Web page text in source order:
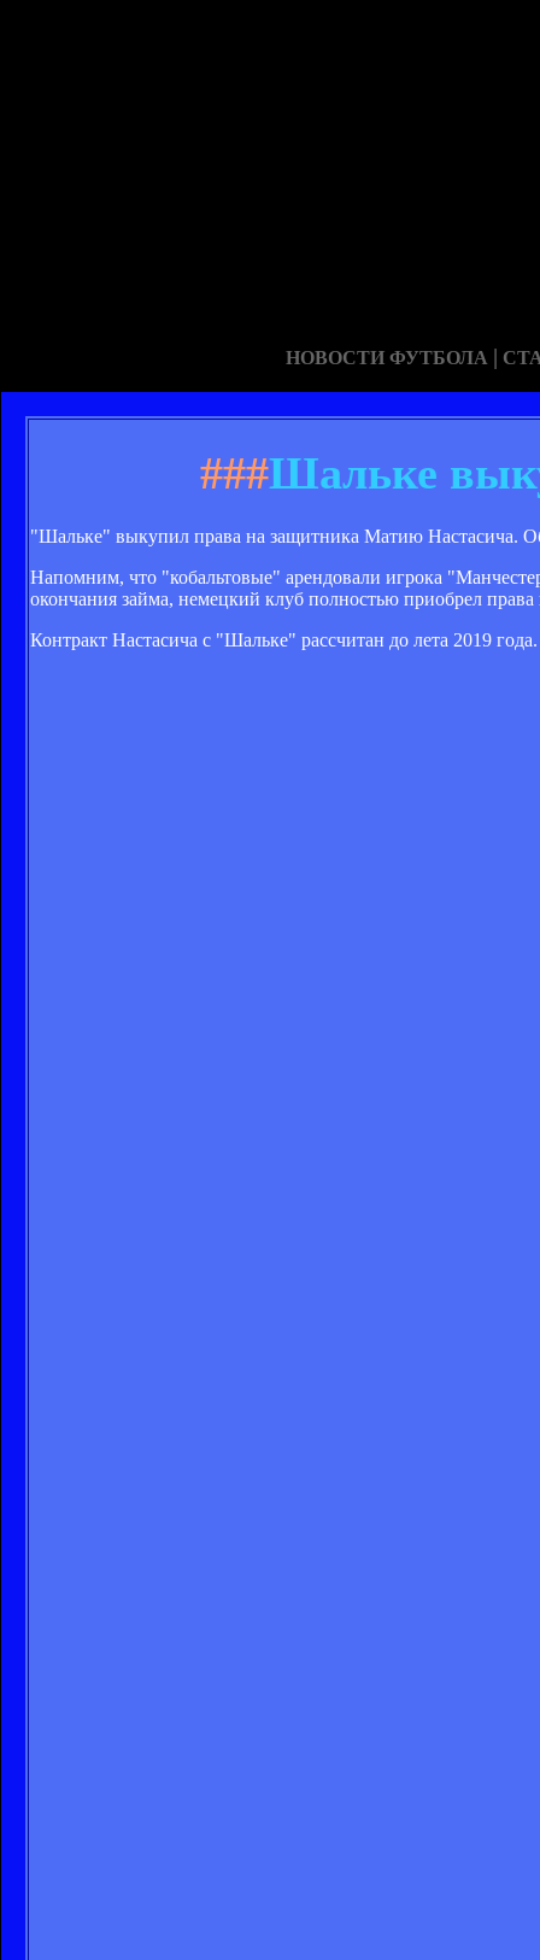
НОВОСТИ ФУТБОЛА |
###Шальке
"Шальке" выкупил права на защитника Матию Настасича.
Напомним, что "кобальтовые" арендовали игрока
окончания займа, немецкий клуб полностью приобрел права
Контракт Настасича с "Шальке" рассчитан до лета 2019 года.